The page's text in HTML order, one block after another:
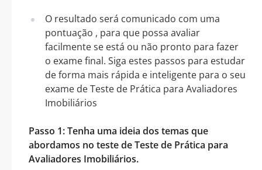
O resultado será comunicado com uma
pontuação , para que possa avaliar
facilmente se está ou não pronto para fazer
o exame final. Siga estes passos para estudar
de forma mais rápida e inteligente para o seu
exame de Teste de Prática para Avaliadores
Imobiliários
Passo 1: Tenha uma ideia dos temas que
abordamos no teste de Teste de Prática para
Avaliadores Imobiliários.